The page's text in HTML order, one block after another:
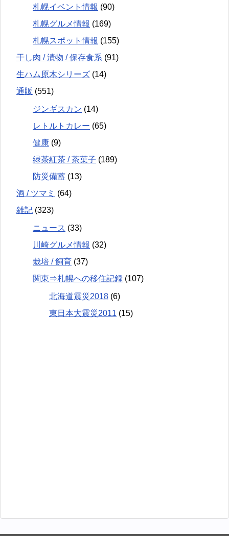
札幌イベント情報 (90)
札幌グルメ情報 (169)
札幌スポット情報 (155)
干し肉 / 漬物 / 保存食系 (91)
生ハム原木シリーズ (14)
通販 (551)
ジンギスカン (14)
レトルトカレー (65)
健康 (9)
緑茶紅茶 / 茶菓子 (189)
防災備蓄 (13)
酒 / ツマミ (64)
雑記 (323)
ニュース (33)
川崎グルメ情報 (32)
栽培 / 飼育 (37)
関東⇒札幌への移住記録 (107)
北海道震災2018 (6)
東日本大震災2011 (15)